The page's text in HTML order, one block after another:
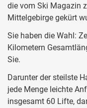
die vom Ski Magazin
Mittelgebirge gekürt
Sie haben die Wahl:
Kilometern
Sie.
Darunter der steilste
jede Menge leichte
insgesamt 60 Lifte,